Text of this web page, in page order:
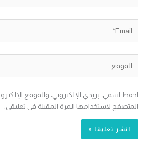
احفظ اسمي، بريدي الإلكتروني، والموقع
المتصفح لاستخدامها المرة المقبلة في تعليقي.